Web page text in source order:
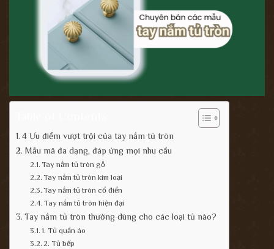
4 Ưu điểm vượt trội của tay nắm tủ tròn
Mẫu mã đa dạng, đáp ứng mọi nhu cầu
Tay nắm tủ tròn gỗ
Tay nắm tủ tròn kim loại
Tay nắm tủ tròn cổ điển
Tay nắm tủ tròn hiện đại
Tay nắm tủ tròn thường dùng cho các loại tủ nào?
1. Tủ quần áo
2. Tủ bếp